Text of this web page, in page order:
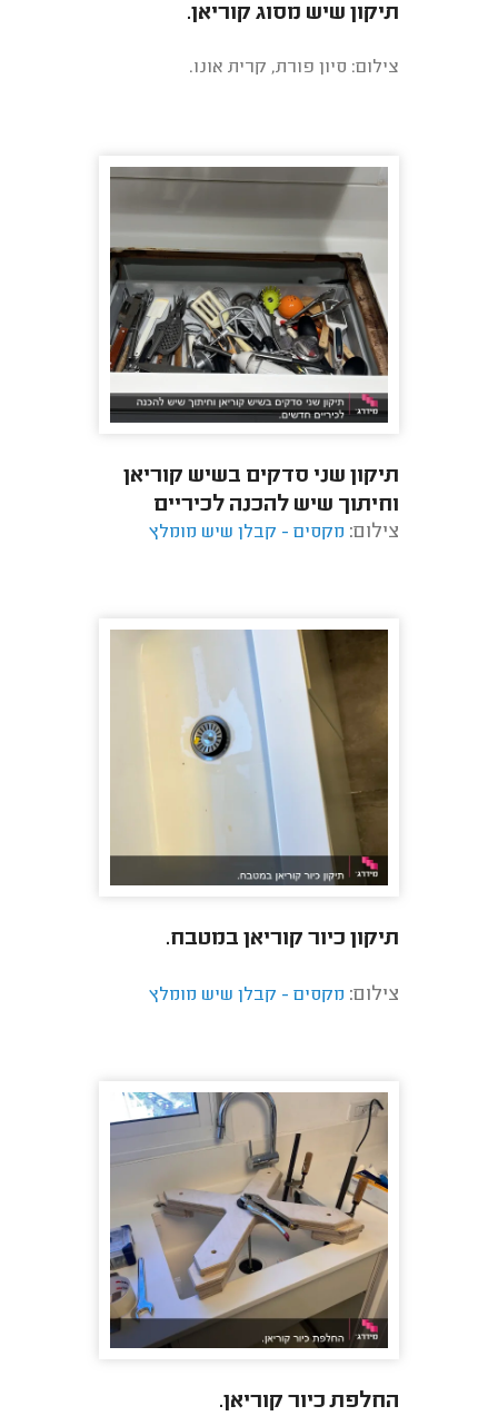
תיקון שיש מסוג קוריאן.
צילום: סיון פורת, קרית אונו.
תיקון שני סדקים בשיש קוריאן
וחיתוך שיש להכנה לכיריים
חדשים.
צילום: מקסים - קבלן שיש מומלץ
תיקון כיור קוריאן במטבח.
צילום: מקסים - קבלן שיש מומלץ
החלפת כיור קוריאן.